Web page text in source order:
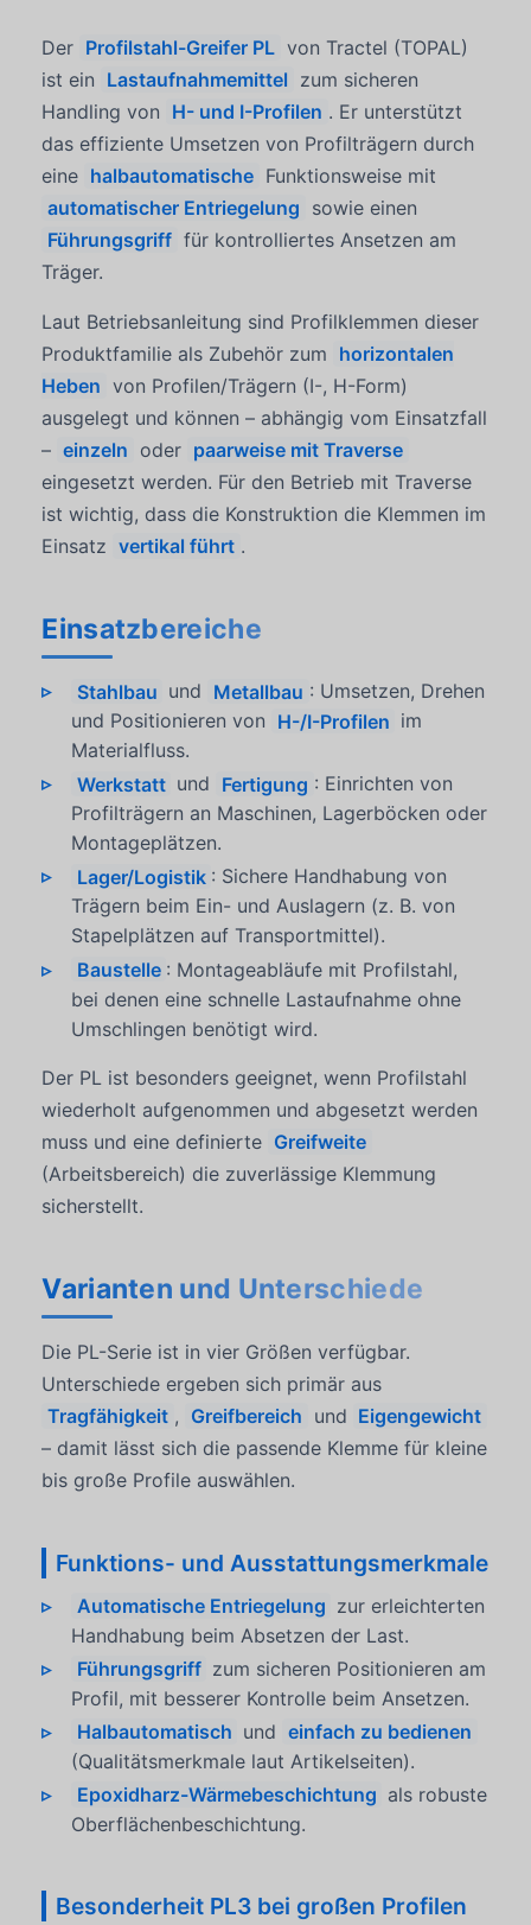
Der Profilstahl-Greifer PL von Tractel (TOPAL)
ist ein Lastaufnahmemittel zum sicheren
Handling von H- und I-Profilen . Er unterstützt
das effiziente Umsetzen von Profilträgern durch
eine halbautomatische Funktionsweise mit
automatischer Entriegelung sowie einen
Führungsgriff für kontrolliertes Ansetzen am
Träger.
Laut Betriebsanleitung sind Profilklemmen dieser
Produktfamilie als Zubehör zum horizontalen
Heben von Profilen/Trägern (I-, H-Form)
ausgelegt und können – abhängig vom Einsatzfall
– einzeln oder paarweise mit Traverse
eingesetzt werden. Für den Betrieb mit Traverse
ist wichtig, dass die Konstruktion die Klemmen im
Einsatz vertikal führt .
Einsatzbereiche
Stahlbau und Metallbau : Umsetzen, Drehen
und Positionieren von H-/I-Profilen im
Materialfluss.
Werkstatt und Fertigung : Einrichten von
Profilträgern an Maschinen, Lagerböcken oder
Montageplätzen.
Lager/Logistik : Sichere Handhabung von
Trägern beim Ein- und Auslagern (z. B. von
Stapelplätzen auf Transportmittel).
Baustelle : Montageabläufe mit Profilstahl,
bei denen eine schnelle Lastaufnahme ohne
Umschlingen benötigt wird.
Der PL ist besonders geeignet, wenn Profilstahl
wiederholt aufgenommen und abgesetzt werden
muss und eine definierte Greifweite
(Arbeitsbereich) die zuverlässige Klemmung
sicherstellt.
Varianten und Unterschiede
Die PL-Serie ist in vier Größen verfügbar.
Unterschiede ergeben sich primär aus
Tragfähigkeit , Greifbereich und Eigengewicht
– damit lässt sich die passende Klemme für kleine
bis große Profile auswählen.
Funktions- und Ausstattungsmerkmale
Automatische Entriegelung zur erleichterten
Handhabung beim Absetzen der Last.
Führungsgriff zum sicheren Positionieren am
Profil, mit besserer Kontrolle beim Ansetzen.
Halbautomatisch und einfach zu bedienen
(Qualitätsmerkmale laut Artikelseiten).
Epoxidharz-Wärmebeschichtung als robuste
Oberflächenbeschichtung.
Besonderheit PL3 bei großen Profilen